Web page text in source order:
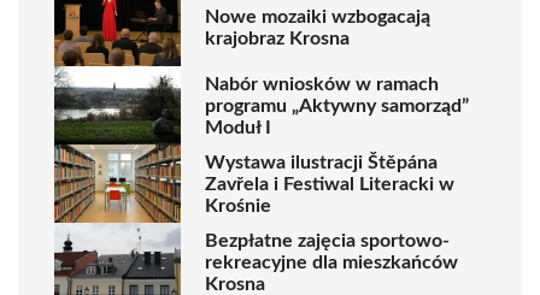
Nowe mozaiki wzbogacają
krajobraz Krosna
Nabór wniosków w ramach
programu „Aktywny samorząd”
Moduł I
Wystawa ilustracji Štěpána
Zavřela i Festiwal Literacki w
Krośnie
Bezpłatne zajęcia sportowo-
rekreacyjne dla mieszkańców
Krosna